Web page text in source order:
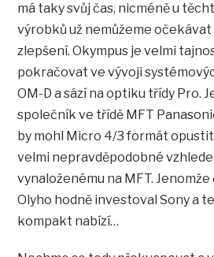
má taky svůj čas, nicméně u
výrobků už nemůžeme
zlepšení. Okympus je velmi
pokračovat ve vývoji
OM-D a sází na optiku třídy Pro.
společník ve třídě MFT
by mohl Micro 4/3 formát
velmi nepravděpodobné
vynaloženému na MFT.
Olyho hodně investoval Sony a
kompakt nabízí…